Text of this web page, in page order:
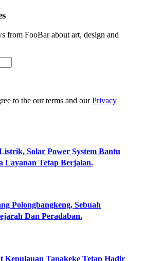
from FooBar about art, design and
to the our terms and ourPrivacy
Solar Power System Bantu
Layanan Tetap Berjalan.
Polongbangkeng, Sebuah
Dan Peradaban.
Kepulauan Tanakeke Tetap Hadir